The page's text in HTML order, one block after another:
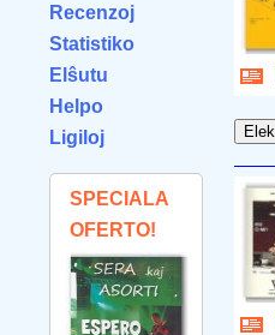
Recenzoj
Statistiko
Elŝutu
Helpo
Ligiloj
SPECIALA
OFERTO!